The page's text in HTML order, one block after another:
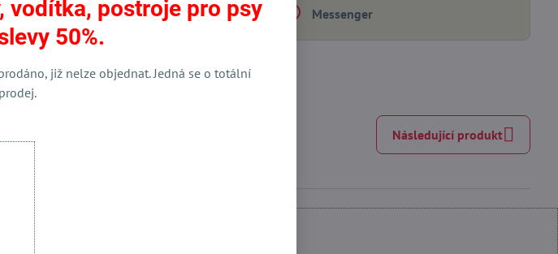
Messenger
Reddit LinkedInWhatsApp
E-
Následující produkt
vodítka, postroje pro psy
50%.
již nelze objednat. Jedná se o totální